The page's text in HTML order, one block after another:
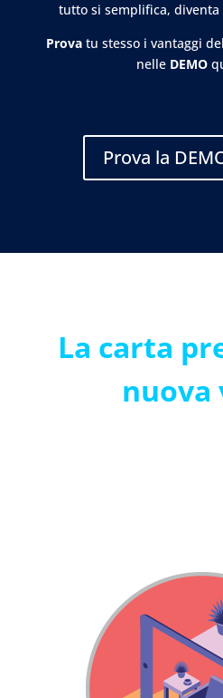
tutto si semplifica, diventa
Provatu stesso i vantaggi
nelle DEMO
Prova la
La carta
nuova